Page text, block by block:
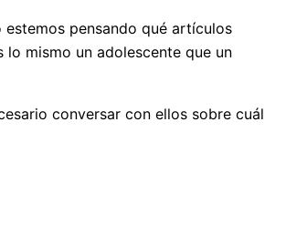
pensando qué artículos
mismo un adolescente que un
conversar con ellos sobre cuál